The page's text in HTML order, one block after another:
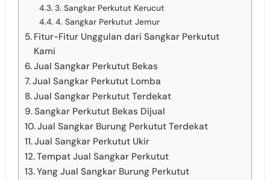
3. Sangkar Perkutut Kerucut
4. Sangkar Perkutut Jemur
Fitur-Fitur Unggulan dari Sangkar Perkutut
Kami
Jual Sangkar Perkutut Bekas
Jual Sangkar Perkutut Lomba
Jual Sangkar Perkutut Terdekat
Sangkar Perkutut Bekas Dijual
Jual Sangkar Burung Perkutut Terdekat
Jual Sangkar Perkutut Ukir
Tempat Jual Sangkar Perkutut
Yang Jual Sangkar Burung Perkutut